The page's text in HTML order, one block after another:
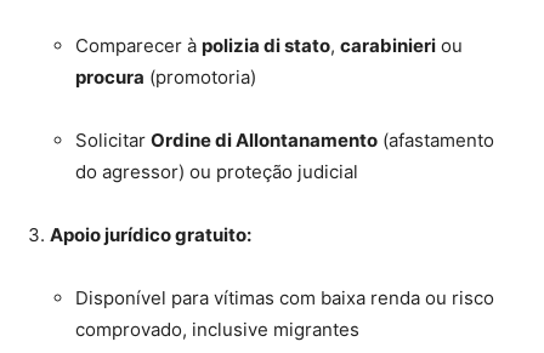
Comparecer à polizia di stato, carabinieri ou
procura (promotoria)
Solicitar Ordine di Allontanamento (afastamento
do agressor) ou proteção judicial
Apoio jurídico gratuito:
Disponível para vítimas com baixa renda ou risco
comprovado, inclusive migrantes